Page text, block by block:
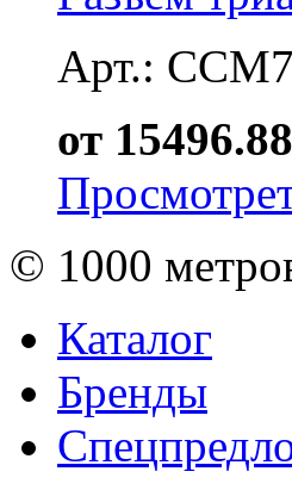
Арт.:
от
© 1000
Каталог
Бренды